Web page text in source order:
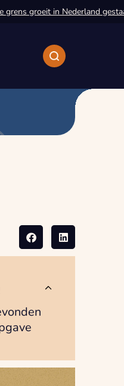
groeit in Nederland